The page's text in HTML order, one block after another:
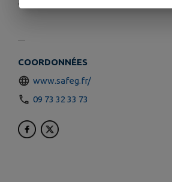
COORDONNÉES
www.safeg.fr/
09 73 32 33 73